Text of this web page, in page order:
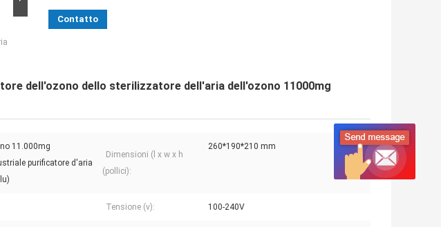
Contatto
dell'ozono dello sterilizzatore dell'aria dell'ozono 11000mg
11.000mg
purificatore d'aria
Dimensioni (l x w x h
(pollici):
260*190*210 mm
Tensione (v): 100-240V